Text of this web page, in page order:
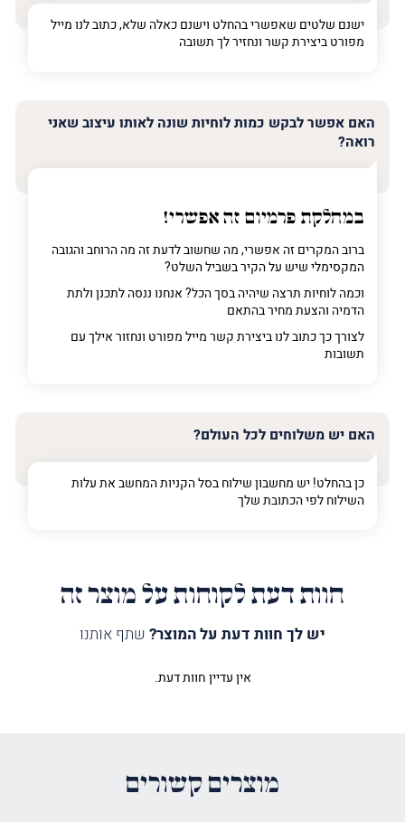
ישנם שלטים שאפשרי בהחלט וישנם כאלה שלא, כתוב לנו מייל
מפורט ביצירת קשר ונחזיר לך תשובה
האם אפשר לבקש כמות לוחיות שונה לאותו עיצוב שאני
רואה?
במחלקת פרמיום זה אפשרי!
ברוב המקרים זה אפשרי, מה שחשוב לדעת זה מה הרוחב והגובה
המקסימלי שיש על הקיר בשביל השלט?
וכמה לוחיות תרצה שיהיה בסך הכל? אנחנו ננסה לתכנן ולתת
הדמיה והצעת מחיר בהתאם
לצורך כך כתוב לנו ביצירת קשר מייל מפורט ונחזור אילך עם
תשובות
האם יש משלוחים לכל העולם?
כן בהחלט! יש מחשבון שילוח בסל הקניות המחשב את עלות
השילוח לפי הכתובת שלך
חוות דעת לקוחות על מוצר זה
יש לך חוות דעת על המוצר? שתף אותנו
אין עדיין חוות דעת.
מוצרים קשורים